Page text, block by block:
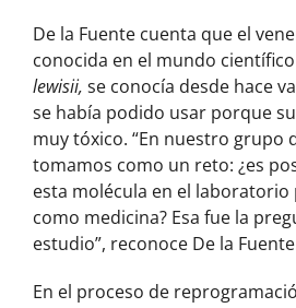
De la Fuente cuenta que el
conocida en el mundo
lewisii, se conocía desde hace
se había podido usar porque
muy tóxico. “En nuestro grupo
tomamos como un reto: ¿es
esta molécula en el
como medicina? Esa fue la
estudio”, reconoce De la
En el proceso de